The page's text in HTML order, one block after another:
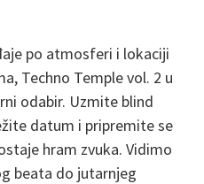
po atmosferi i lokaciji
Techno Temple vol. 2 u
odabir. Uzmite blind
datum i pripremite se
hram zvuka. Vidimo
beata do jutarnjeg